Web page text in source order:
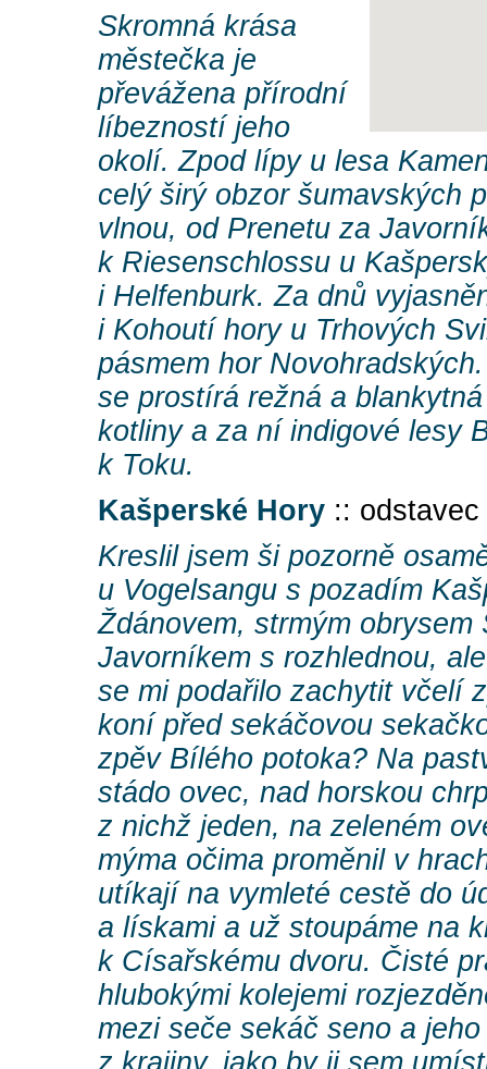
Skromná krása
městečka je
převážena přírodní
líbezností jeho
okolí. Zpod lípy u lesa
celý širý obzor šumavských
vlnou, od Prenetu za
k Riesenschlossu u
i Helfenburk. Za dnů
i Kohoutí hory u Trhových
pásmem hor
se prostírá režná a
kotliny a za ní indigové lesy
k Toku.
Kašperské Hory :: odstavec
Kreslil jsem ši pozorně
u Vogelsangu s pozadím
Ždánovem, strmým obrysem
Javorníkem s rozhlednou,
se mi podařilo zachytit včelí
koní před sekáčovou
zpěv Bílého potoka? Na
stádo ovec, nad horskou
z nichž jeden, na zeleném
mýma očima proměnil v
utíkají na vymleté cestě do
a lískami a už stoupáme na
k Císařskému dvoru. Čisté
hlubokými kolejemi
mezi seče sekáč seno a